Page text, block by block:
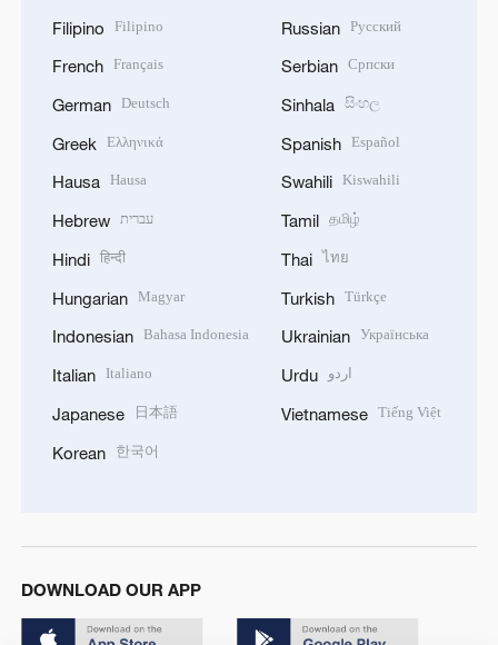
Filipino Filipino
French Français
German Deutsch
Greek Ελληνικά
Hausa Hausa
Hebrew עברית
Hindi हिन्दी
Hungarian Magyar
Indonesian Bahasa Indonesia
Italian Italiano
Japanese 日本語
Korean 한국어
Russian Русский
Serbian Српски
Sinhala සිංහල
Spanish Español
Swahili Kiswahili
Tamil தமிழ்
Thai ไทย
Turkish Türkçe
Ukrainian Українська
Urdu اردو
Vietnamese Tiếng Việt
DOWNLOAD OUR APP